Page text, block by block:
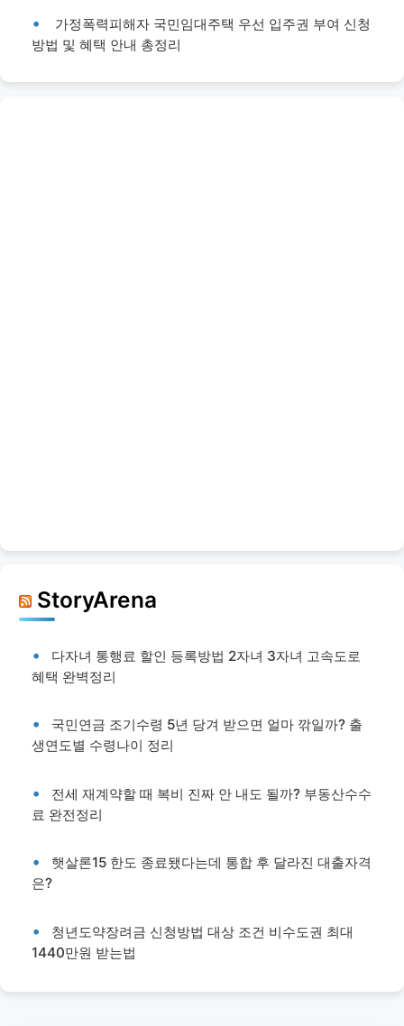
가정폭력피해자 국민임대주택 우선 입주권 부여 신청
방법 및 혜택 안내 총정리
StoryArena
다자녀 통행료 할인 등록방법 2자녀 3자녀 고속도로
혜택 완벽정리
국민연금 조기수령 5년 당겨 받으면 얼마 깎일까? 출
생연도별 수령나이 정리
전세 재계약할 때 복비 진짜 안 내도 될까? 부동산수수
료 완전정리
햇살론15 한도 종료됐다는데 통합 후 달라진 대출자격
은?
청년도약장려금 신청방법 대상 조건 비수도권 최대
1440만원 받는법